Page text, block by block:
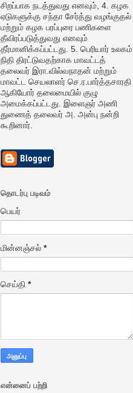
சிறப்பாக நடத்துவது எனவும், 4. கழக
ஏடுகளுக்கு சந்தா சேர்த்து வழங்குதல்
மற்றும் கழக பரப்புரை பணிகளை
தீவிரப்படுத்துவது எனவும்
தீர்மானிக்கப்பட்டது. 5. பெரியார் உலகம்
நிதி திரட்டுவதற்காக மாவட்டத்
தலைவர் இரா.வில்வநாதன் மற்றும்
மாவட்ட செயலாளர் செ.ர.பார்த்தசாரதி
ஆகியோர் தலைமையில் குழு
அமைக்கப்பட்டது. இளைஞர் அணி
துணைத் தலைவர் அ. அன்பு நன்றி
கூறினார்.
தொடர்பு படிவம்
பெயர்
மின்னஞ்சல் *
செய்தி *
என்னைப் பற்றி